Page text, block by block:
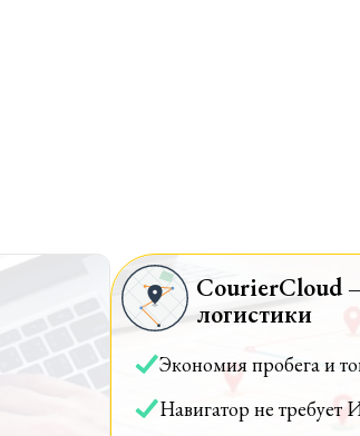
CourierCloud
логистики
Экономия пробега и
Навигатор не требует